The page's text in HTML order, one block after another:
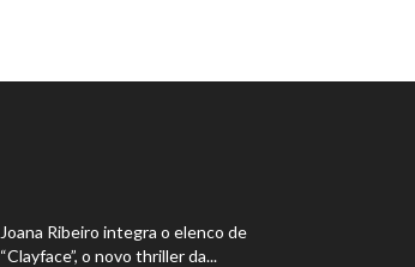
Joana Ribeiro integra o elenco de
“Clayface”, o novo thriller da...